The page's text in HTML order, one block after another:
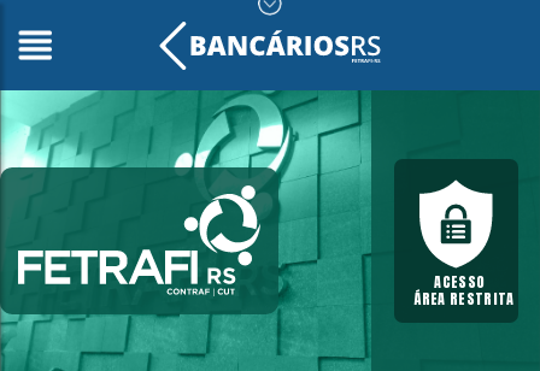
ACESSO
ÁREA RESTRITA